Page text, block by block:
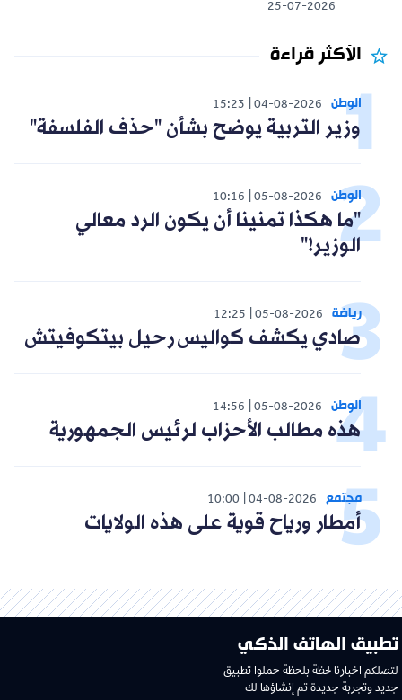
25-07-2026
الأكثر قراءة
الوطن 04-08-2026
15:23
وزير التربية يوضح بشأن "حذف الفلسفة"
الوطن 05-08-2026
10:16
"ما هكذا تمنينا أن يكون الرد معالي
الوزير!"
رياضة 05-08-2026
12:25
صادي يكشف كواليس رحيل بيتكوفيتش
الوطن 05-08-2026
14:56
هذه مطالب الأحزاب لرئيس الجمهورية
مجتمع 04-08-2026
10:00
أمطار ورياح قوية على هذه الولايات
تطبيق الهاتف الذكي
لتصلكم اخبارنا لحظة بلحظة حملوا تطبيق
جديد وتجربة جديدة تم إنشاؤها لك